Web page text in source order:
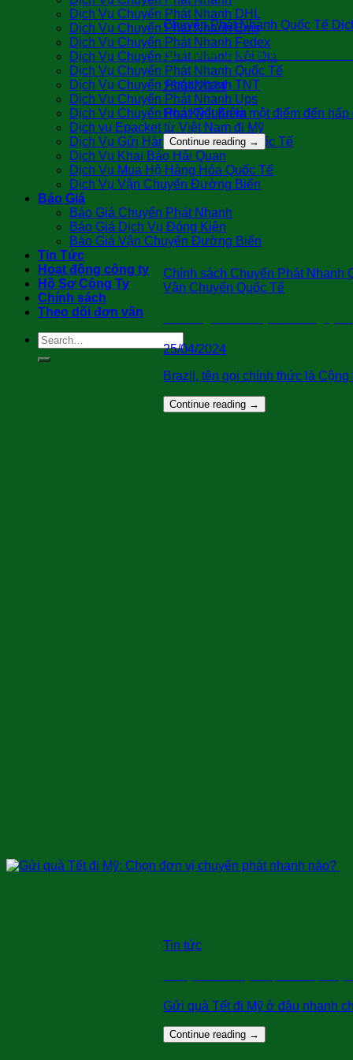
Dịch Vụ Chuyển Phát Nhanh DHL
Dịch Vụ Chuyển Phát Nhanh Ems
Dịch Vụ Chuyển Phát Nhanh Fedex
Dịch Vụ Chuyển Phát Nhanh Nội Địa
Dịch Vụ Chuyển Phát Nhanh Quốc Tế
Dịch Vụ Chuyển Phát Nhanh TNT
Dịch Vụ Chuyển Phát Nhanh Ups
Dịch Vụ Chuyển Phát Tiết Kiệm
Dịch vụ Epacket từ Việt Nam đi Mỹ
Dịch Vụ Gửi Hàng Cá Nhân Đi Quốc Tế
Dịch Vụ Khai Báo Hải Quan
Dịch Vụ Mua Hộ Hàng Hóa Quốc Tế
Dịch Vụ Vận Chuyển Đường Biển
Báo Giá
Báo Giá Chuyển Phát Nhanh
Báo Giá Dịch Vụ Đóng Kiện
Báo Giá Vận Chuyển Đường Biển
Tin Tức
Hoạt động công ty
Hồ Sơ Công Ty
Chính sách
Theo dõi đơn vận
Chuyển Phát Nhanh Quốc Tế
QUY TRÌNH VẬN CHUYỂN HÀNG LẺ
26/04/2024
Hoa Kỳ luôn là một điểm đến
Continue reading →
Chính sách Chuyển Phát Nhanh
Vận Chuyển Quốc Tế
25/04/2024
Brazil, tên gọi chính thức là
Continue reading →
Tin tức
Gửi quà Tết đi Mỹ ở đâu nhanh
Continue reading →